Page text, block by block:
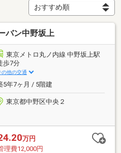
バン中野坂上
東京メトロ丸ノ内線 中野坂上駅
歩7分
の他の交通
5年7ヶ月 / 5階建
東京都中野区中央２
万円
理費12,000円